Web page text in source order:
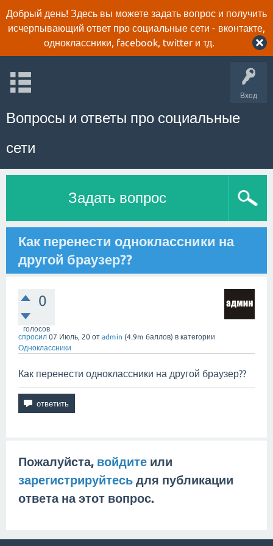
Добрый день! Здесь вы можете задать вопрос и получить
исчерпывающий ответ про социальные сети - вконтакте,
одноклассники, facebook, twitter и тд.
Вход
Вопросы и ответы про социальные
сети
Задать вопрос
Как перенести одноклассники на
другой браузер??
0
голосов
спросил 07 Июль, 20 от admin (4.9m баллов) в категории
Одноклассники
Как перенести одноклассники на другой браузер??
Пожалуйста, войдите или
зарегистрируйтесь для публикации
ответа на этот вопрос.